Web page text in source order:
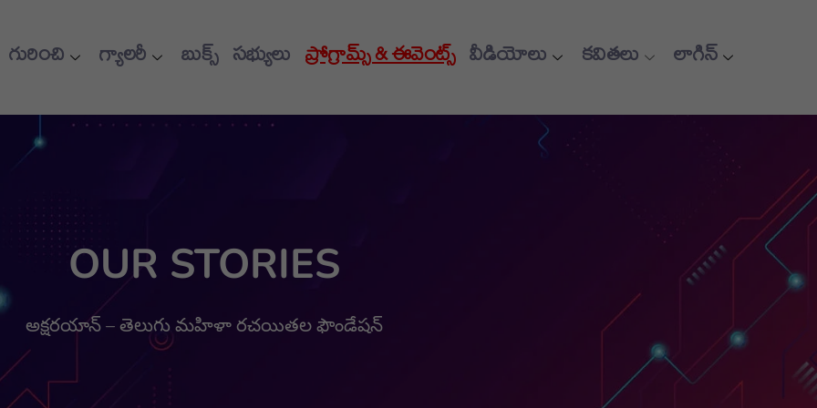
గురించి గ్యాలరీ బుక్స్ సభ్యులు ప్రోగ్రామ్స్ & ఈవెంట్స్ వీడియోలు కవితలు లాగిన్
OUR STORIES
అక్షరయాన్ – తెలుగు మహిళా రచయితల ఫౌండేషన్